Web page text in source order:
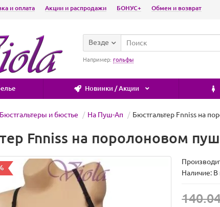
и оплата Акции и распродажи БОНУС+ Обмен и возврат
Везде
Например: гольфы
Новинки / Акции
Бюстгальтеры и бюстье На Пуш-Ап Бюстгальтер Fnniss на
Fnniss на поролоновом
Наличие: В